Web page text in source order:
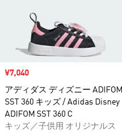
セール価格
¥7,040
アディダス ディズニー ADIFOM
SST 360 キッズ / Adidas Disney
ADIFOM SST 360 C
キッズ／子供用 オリジナルス